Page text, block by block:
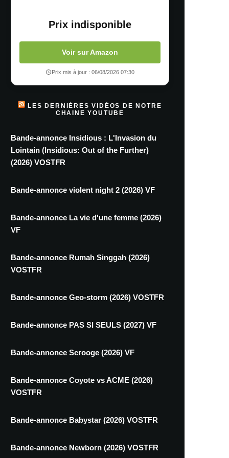
Prix indisponible
Voir sur Amazon
Prix mis à jour : 06/08/2026 07:30
LES DERNIÈRES VIDÉOS DE NOTRE
CHAINE YOUTUBE
Bande-annonce Insidious : L'Invasion du
Lointain (Insidious: Out of the Further)
(2026) VOSTFR
Bande-annonce violent night 2 (2026) VF
Bande-annonce La vie d'une femme (2026)
VF
Bande-annonce Rumah Singgah (2026)
VOSTFR
Bande-annonce Geo-storm (2026) VOSTFR
Bande-annonce PAS SI SEULS (2027) VF
Bande-annonce Scrooge (2026) VF
Bande-annonce Coyote vs ACME (2026)
VOSTFR
Bande-annonce Babystar (2026) VOSTFR
Bande-annonce Newborn (2026) VOSTFR